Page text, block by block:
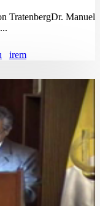
TratenbergDr. Manuel
irem